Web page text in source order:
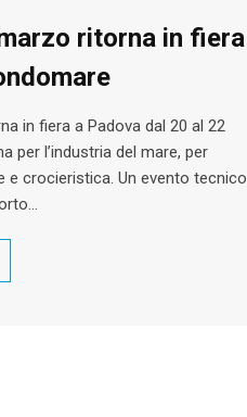
ritorna in fiera
in fiera a Padova dal 20 al 22
per l’industria del mare, per
e crocieristica. Un evento tecnico